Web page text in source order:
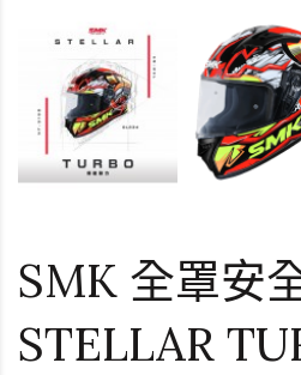
SMK 全罩安
STELLAR